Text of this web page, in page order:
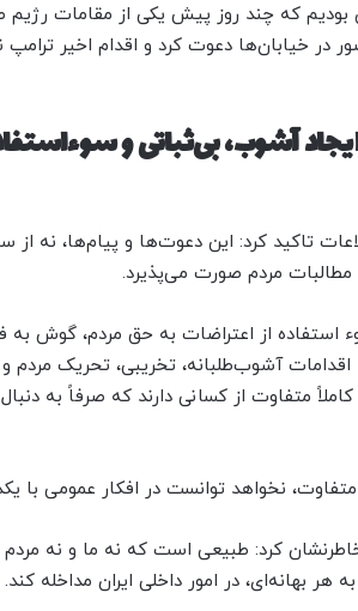
بودیم که چند روز پیش یکی از مقامات
در خیابان‌ها دعوت کرد و اقدام اخیر
آشوب، بی‌ثباتی و
تاکید کرد: این دعوت‌ها و پیام‌ها، نه از
مردم صورت می‌پذیرد.
استفاده از اعتراضات به حق مردم، گوش
آشوب‌طلبانه، تخریبی، تحریک مردم و
متفاوت از کسانی دارند که صرفاً به
نخواهد توانست در افکار عمومی با
کرد: طبیعی است که نه ما و نه مردم
بهانه‌ای، در امور داخلی ایران مداخله کند.